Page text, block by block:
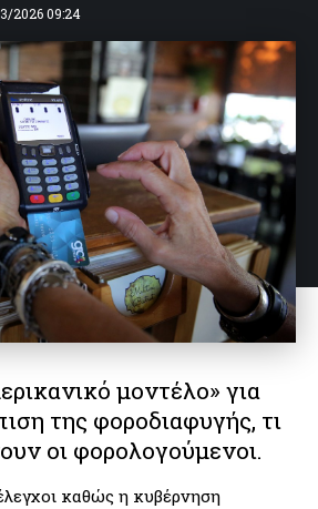
2026 09:24
μοντέλο» για
της φοροδιαφυγής, τι
οι φορολογούμενοι.
καθώς η κυβέρνηση